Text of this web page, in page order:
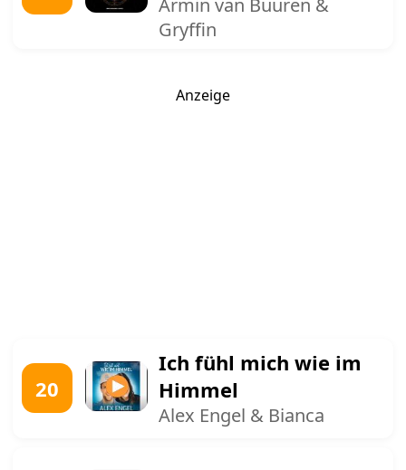
Gryffin
Anzeige
20
Ich fühl mich wie im
Himmel
Alex Engel & Bianca